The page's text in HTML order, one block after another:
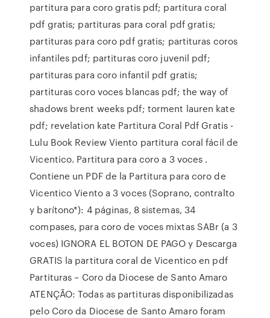
partitura para coro gratis pdf; partitura coral
pdf gratis; partituras para coral pdf gratis;
partituras para coro pdf gratis; partituras coros
infantiles pdf; partituras coro juvenil pdf;
partituras para coro infantil pdf gratis;
partituras coro voces blancas pdf; the way of
shadows brent weeks pdf; torment lauren kate
pdf; revelation kate Partitura Coral Pdf Gratis -
Lulu Book Review Viento partitura coral fácil de
Vicentico. Partitura para coro a 3 voces .
Contiene un PDF de la Partitura para coro de
Vicentico Viento a 3 voces (Soprano, contralto
y barítono*): 4 páginas, 8 sistemas, 34
compases, para coro de voces mixtas SABr (a 3
voces) IGNORA EL BOTON DE PAGO y Descarga
GRATIS la partitura coral de Vicentico en pdf
Partituras – Coro da Diocese de Santo Amaro
ATENÇÃO: Todas as partituras disponibilizadas
pelo Coro da Diocese de Santo Amaro foram